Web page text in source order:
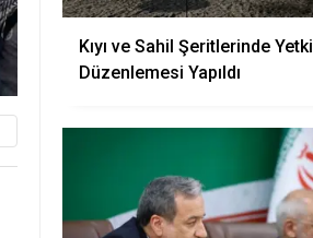
Kıyı ve Sahil Şeritlerinde Yetki
Düzenlemesi Yapıldı